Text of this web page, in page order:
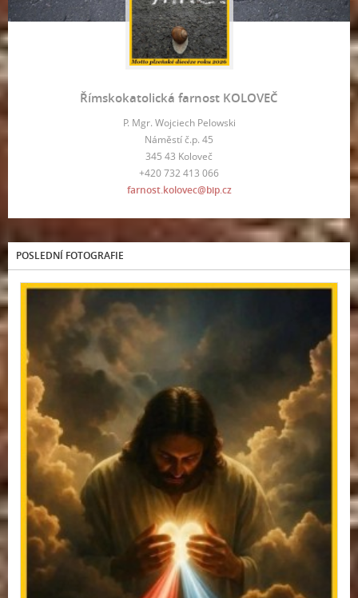
Římskokatolická farnost KOLOVEČ
P. Mgr. Wojciech Pelowski
Náměstí č.p. 45
345 43 Koloveč
+420 732 413 066
farnost.kolovec@bip.cz
POSLEDNÍ FOTOGRAFIE